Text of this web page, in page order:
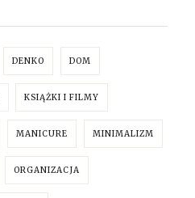
DENKO DOM
KSIĄŻKI I FILMY
MANICURE MINIMALIZM
ORGANIZACJA